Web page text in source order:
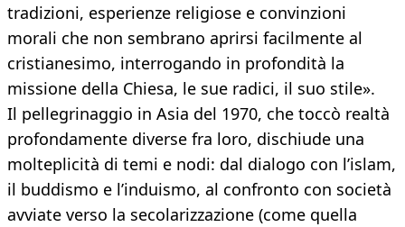
tradizioni, esperienze religiose e convinzioni
morali che non sembrano aprirsi facilmente al
cristianesimo, interrogando in profondità la
missione della Chiesa, le sue radici, il suo stile».
Il pellegrinaggio in Asia del 1970, che toccò realtà
profondamente diverse fra loro, dischiude una
molteplicità di temi e nodi: dal dialogo con l’islam,
il buddismo e l’induismo, al confronto con società
avviate verso la secolarizzazione (come quella